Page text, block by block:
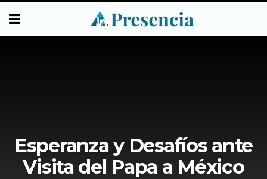
Esperanza y Desafíos ante
Visita del Papa a México